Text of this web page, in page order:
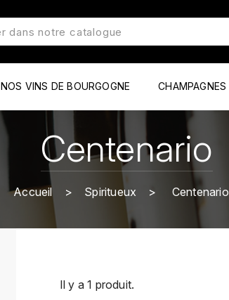
NOS VINS DE BOURGOGNE CHAMPAGNES
Centenario
Accueil Spiritueux Centenario
Il y a 1 produit.